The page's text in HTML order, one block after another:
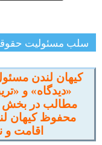
سلب مسئولیت
کیهان لندن
«دیدگاه» و
مطالب در بخش
محفوظ کیهان
اقامت